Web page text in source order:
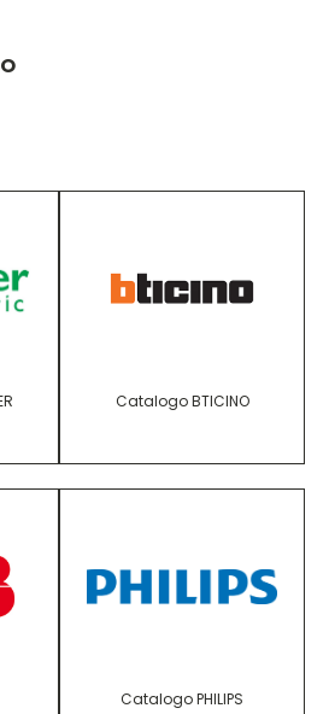
Catalogo BTICINO
Catalogo PHILIPS